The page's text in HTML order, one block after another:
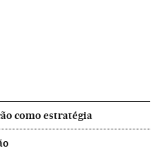
como estratégia